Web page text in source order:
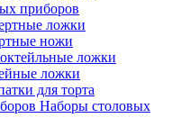
приборов
ложки
ножи
ложки
ложки
для торта
Наборы столовых